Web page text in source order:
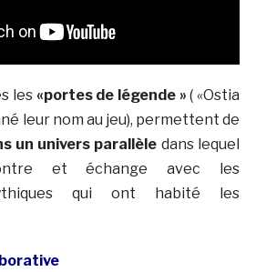
les «portes de légende » ( «Ostia
leur nom au jeu), permettent de
un univers parallèle dans lequel
et échange avec les
qui ont habité les